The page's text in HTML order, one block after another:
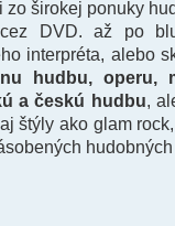
zo širokej ponuky
DVD. až po
interpréta, alebo
hudbu, operu,
a českú hudbu ,
štýly ako glam